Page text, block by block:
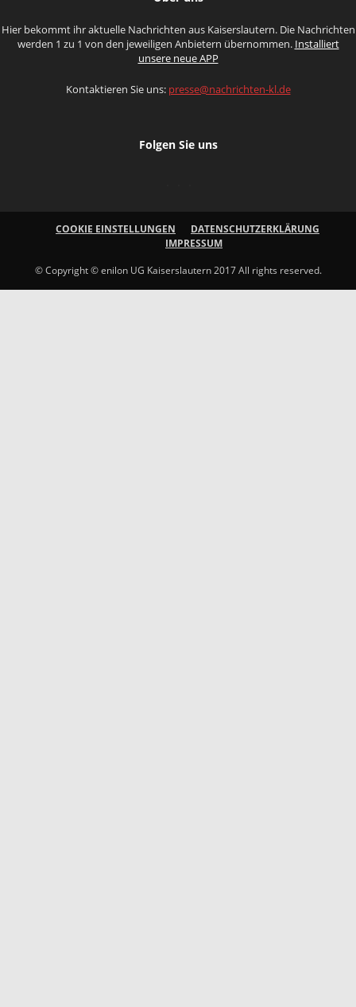
Hier bekommt ihr aktuelle Nachrichten aus Kaiserslautern. Die Nachrichten
werden 1 zu 1 von den jeweiligen Anbietern übernommen. Installiert
unsere neue APP
Kontaktieren Sie uns: presse@nachrichten-kl.de
Folgen Sie uns
COOKIE EINSTELLUNGEN
DATENSCHUTZERKLÄRUNG
IMPRESSUM
© Copyright © enilon UG Kaiserslautern 2017 All rights reserved.